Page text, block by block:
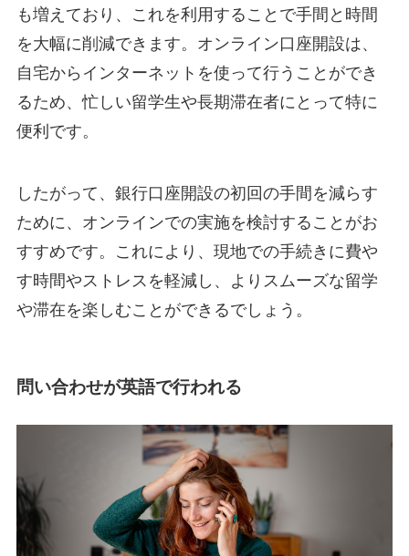
も増えており、これを利用することで手間と時間
を大幅に削減できます。オンライン口座開設は、
自宅からインターネットを使って行うことができ
るため、忙しい留学生や長期滞在者にとって特に
便利です。
したがって、銀行口座開設の初回の手間を減らす
ために、オンラインでの実施を検討することがお
すすめです。これにより、現地での手続きに費や
す時間やストレスを軽減し、よりスムーズな留学
や滞在を楽しむことができるでしょう。
問い合わせが英語で行われる